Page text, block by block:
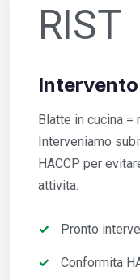
RIST
Blatte in cucina =
Interveniamo
HACCP per
attivita.
Pronto
Conformita